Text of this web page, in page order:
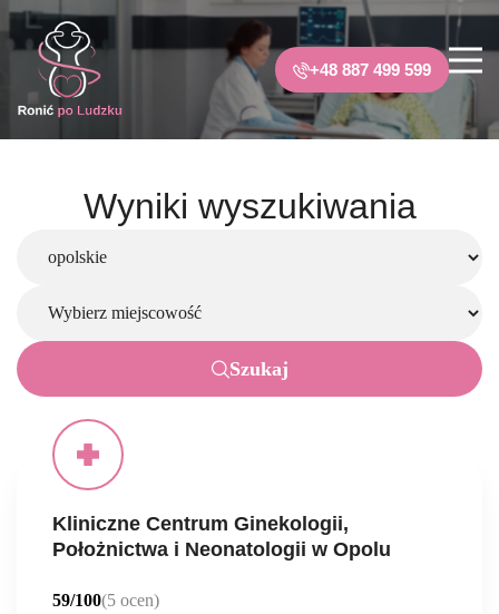
+48 887 499 599
Wyniki wyszukiwania
Szukaj
Kliniczne Centrum Ginekologii,
Położnictwa i Neonatologii w Opolu
59/100(5 ocen)